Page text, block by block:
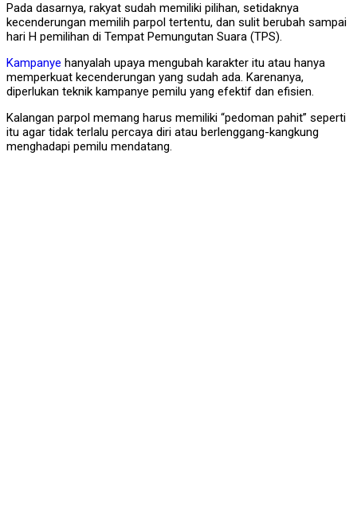
Pada dasarnya, rakyat sudah memiliki pilihan, setidaknya
kecenderungan memilih parpol tertentu, dan sulit berubah sampai
hari H pemilihan di Tempat Pemungutan Suara (TPS).
Kampanye hanyalah upaya mengubah karakter itu atau hanya
memperkuat kecenderungan yang sudah ada. Karenanya,
diperlukan teknik kampanye pemilu yang efektif dan efisien.
Kalangan parpol memang harus memiliki “pedoman pahit” seperti
itu agar tidak terlalu percaya diri atau berlenggang-kangkung
menghadapi pemilu mendatang.